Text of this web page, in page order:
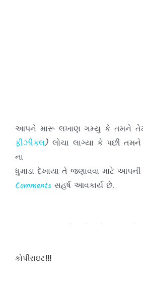
આપને મારૂ લખાણ ગમ્યુ કે તમને
ફીઝીકલ) લોચા લાગ્યા કે પછી તમને
ના
ધુમાડા દેખાયા તે જણાવવા માટે આપની
Comments
સહર્ષ આવકાર્ય છે.
તમારા અભિપ્રાયો મને પહોંચાડવા માટે
કરો.
કોપીરાઇટ!!!